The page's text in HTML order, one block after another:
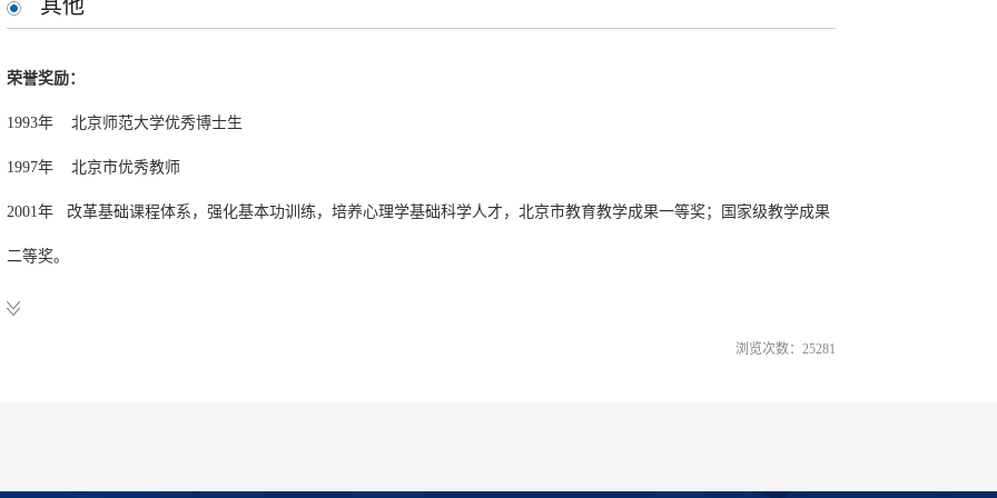
2009—2010 眼动实验研究项目与操作技能培训，首都体育学院理论学科部合作课题
2009—2012 通过服务性学习提升可迁移的学习能力的研究，教育部人文社会科学研究项目
科研成果：
发表论文：
其他
荣誉奖励：
1993年 北京师范大学优秀博士生
1997年 北京市优秀教师
2001年 改革基础课程体系，强化基本功训练，培养心理学基础科学人才，北京市教育教学成果一等奖；国家级教学成果
二等奖。
2002年 理科基地建设先进工作者，国家自然科学基金委员会，教育部
浏览次数： 25281